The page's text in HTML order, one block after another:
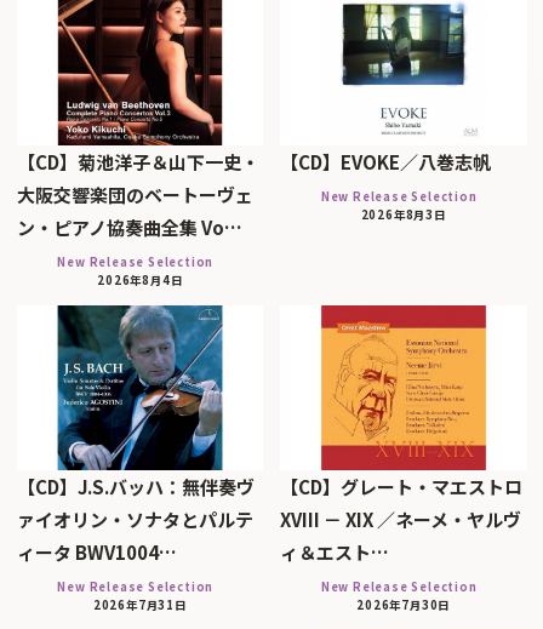
【CD】菊池洋子＆山下一史・
大阪交響楽団のベートーヴェ
ン・ピアノ協奏曲全集 Vo…
New Release Selection
2026年8月4日
【CD】EVOKE／八巻志帆
New Release Selection
2026年8月3日
【CD】J.S.バッハ：無伴奏ヴ
ァイオリン・ソナタとパルテ
ィータ BWV1004…
New Release Selection
2026年7月31日
【CD】グレート・マエストロ
XVIII － XIX ／ネーメ・ヤルヴ
ィ＆エスト…
New Release Selection
2026年7月30日